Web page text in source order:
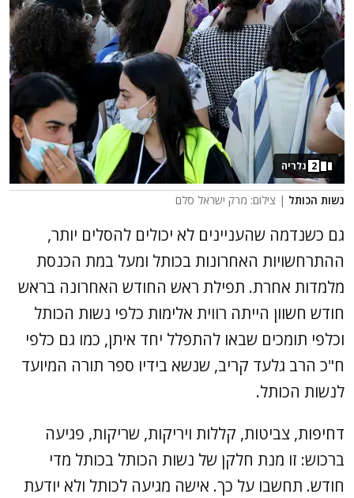
נשות הכותל | צילום: מרק ישראל סלם
2 גלריה
גם כשנדמה שהעניינים לא יכולים להסלים יותר,
ההתרחשויות האחרונות בכותל ומעל במת הכנסת
מלמדות אחרת. תפילת ראש החודש האחרונה בראש
חודש חשוון הייתה רווית אלימות כלפי נשות הכותל
וכלפי תומכים שבאו להתפלל יחד איתן, כמו גם כלפי
ח"כ הרב גלעד קריב, שנשא בידיו ספר תורה המיועד
לנשות הכותל.
דחיפות, צביטות, קללות ויריקות, שריקות, פגיעה
ברכוש: זו מנת חלקן של נשות הכותל בכותל מדי
חודש. תחשבו על כך. אישה מגיעה לכותל ולא יודעת